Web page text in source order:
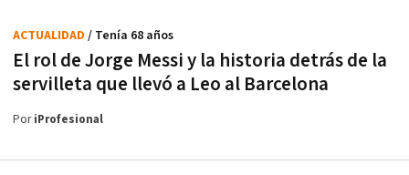
El rol de Jorge Messi y la historia detrás de la
servilleta que llevó a Leo al Barcelona
ACTUALIDAD / Tenía 68 años
PoriProfesional